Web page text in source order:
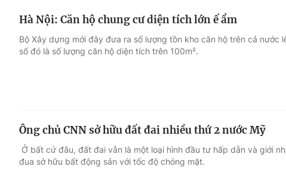
Điện ảnh
Âm nhạc
Sao
Du lịch
Làm đẹp
Chất lượng cuộc sống
Hà Nội: Căn hộ chung cư diện tích lớn ế ẩm
Bộ Xây dựng mới đây đưa ra số lượng tồn kho căn hộ trên cả nước
số đó là số lượng căn hộ diện tích trên 100m².
Ông chủ CNN sở hữu đất đai nhiều thứ 2 nước Mỹ
Ở bất cứ đâu, đất đai vẫn là một loại hình đầu tư hấp dẫn và giới
đua sở hữu bất động sản với tốc độ chóng mặt.